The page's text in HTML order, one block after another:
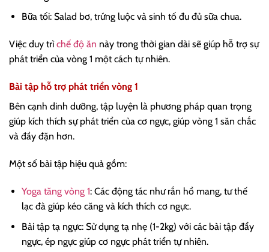
Bữa tối: Salad bơ, trứng luộc và sinh tố đu đủ sữa chua.
Việc duy trìchế độ ăn này trong thời gian dài sẽ giúp hỗ trợ sự
phát triển của vòng 1 một cách tự nhiên.
Bài tập hỗ trợ phát triển vòng 1
Bên cạnh dinh dưỡng, tập luyện là phương pháp quan trọng
giúp kích thích sự phát triển của cơ ngực, giúp vòng 1 săn chắc
và đầy đặn hơn.
Một số bài tập hiệu quả gồm:
Yoga tăng vòng 1: Các động tác như rắn hổ mang, tư thế
lạc đà giúp kéo căng và kích thích cơ ngực.
Bài tập tạ ngực: Sử dụng tạ nhẹ (1-2kg) với các bài tập đẩy
ngực, ép ngực giúp cơ ngực phát triển tự nhiên.